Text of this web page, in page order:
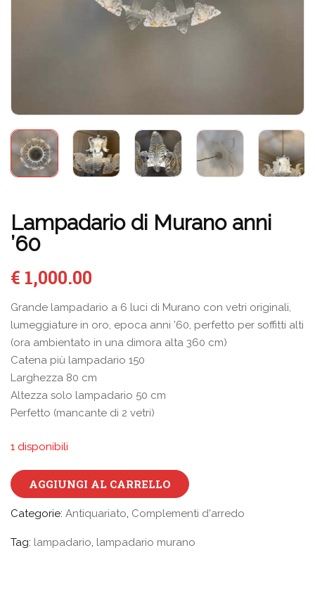
Lampadario di Murano anni
’60
€ 1,000.00
Grande lampadario a 6 luci di Murano con vetri originali,
lumeggiature in oro, epoca anni ’60, perfetto per soffitti alti
(ora ambientato in una dimora alta 360 cm)
Catena più lampadario 150
Larghezza 80 cm
Altezza solo lampadario 50 cm
Perfetto (mancante di 2 vetri)
1 disponibili
AGGIUNGI AL CARRELLO
Categorie: Antiquariato, Complementi d'arredo
Tag: lampadario, lampadario murano